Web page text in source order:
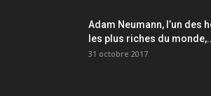
Adam Neumann, l’un des
les plus riches du
31 octobre 2017